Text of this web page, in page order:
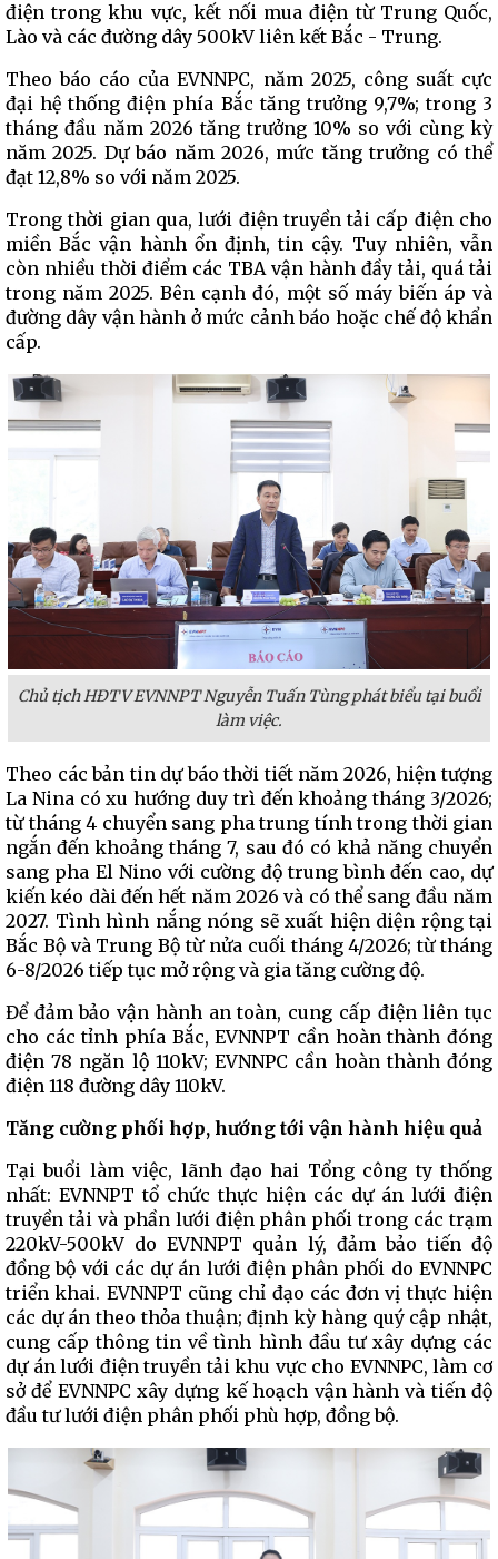
điện trong khu vực, kết nối mua điện từ Trung Quốc,
Lào và các đường dây 500kV liên kết Bắc - Trung.
Theo báo cáo của EVNNPC, năm 2025, công suất cực
đại hệ thống điện phía Bắc tăng trưởng 9,7%; trong 3
tháng đầu năm 2026 tăng trưởng 10% so với cùng kỳ
năm 2025. Dự báo năm 2026, mức tăng trưởng có thể
đạt 12,8% so với năm 2025.
Trong thời gian qua, lưới điện truyền tải cấp điện cho
miền Bắc vận hành ổn định, tin cậy. Tuy nhiên, vẫn
còn nhiều thời điểm các TBA vận hành đầy tải, quá tải
trong năm 2025. Bên cạnh đó, một số máy biến áp và
đường dây vận hành ở mức cảnh báo hoặc chế độ khẩn
cấp.
Chủ tịch HĐTV EVNNPT Nguyễn Tuấn Tùng phát biểu tại buổi
làm việc.
Theo các bản tin dự báo thời tiết năm 2026, hiện tượng
La Nina có xu hướng duy trì đến khoảng tháng 3/2026;
từ tháng 4 chuyển sang pha trung tính trong thời gian
ngắn đến khoảng tháng 7, sau đó có khả năng chuyển
sang pha El Nino với cường độ trung bình đến cao, dự
kiến kéo dài đến hết năm 2026 và có thể sang đầu năm
2027. Tình hình nắng nóng sẽ xuất hiện diện rộng tại
Bắc Bộ và Trung Bộ từ nửa cuối tháng 4/2026; từ tháng
6-8/2026 tiếp tục mở rộng và gia tăng cường độ.
Để đảm bảo vận hành an toàn, cung cấp điện liên tục
cho các tỉnh phía Bắc, EVNNPT cần hoàn thành đóng
điện 78 ngăn lộ 110kV; EVNNPC cần hoàn thành đóng
điện 118 đường dây 110kV.
Tăng cường phối hợp, hướng tới vận hành hiệu quả
Tại buổi làm việc, lãnh đạo hai Tổng công ty thống
nhất: EVNNPT tổ chức thực hiện các dự án lưới điện
truyền tải và phần lưới điện phân phối trong các trạm
220kV-500kV do EVNNPT quản lý, đảm bảo tiến độ
đồng bộ với các dự án lưới điện phân phối do EVNNPC
triển khai. EVNNPT cũng chỉ đạo các đơn vị thực hiện
các dự án theo thỏa thuận; định kỳ hàng quý cập nhật,
cung cấp thông tin về tình hình đầu tư xây dựng các
dự án lưới điện truyền tải khu vực cho EVNNPC, làm cơ
sở để EVNNPC xây dựng kế hoạch vận hành và tiến độ
đầu tư lưới điện phân phối phù hợp, đồng bộ.